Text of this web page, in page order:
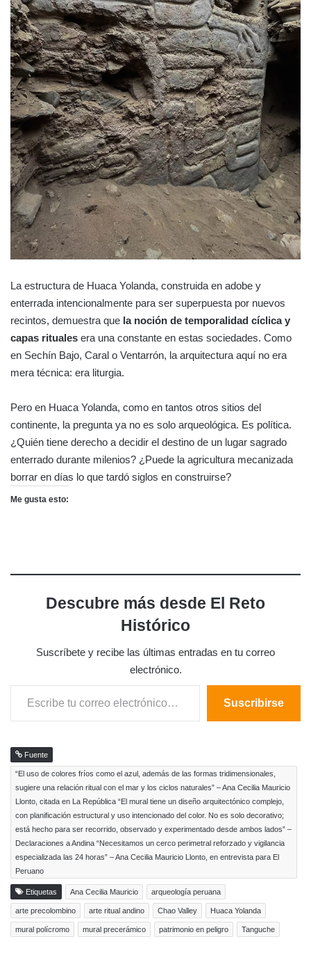
La estructura de Huaca Yolanda, construida en adobe y
enterrada intencionalmente para ser superpuesta por nuevos
recintos, demuestra que la noción de temporalidad cíclica y
capas rituales era una constante en estas sociedades. Como
en Sechín Bajo, Caral o Ventarrón, la arquitectura aquí no era
mera técnica: era liturgia.
Pero en Huaca Yolanda, como en tantos otros sitios del
continente, la pregunta ya no es solo arqueológica. Es política.
¿Quién tiene derecho a decidir el destino de un lugar sagrado
enterrado durante milenios? ¿Puede la agricultura mecanizada
borrar en días lo que tardó siglos en construirse?
Me gusta esto:
Descubre más desde El Reto
Histórico
Suscríbete y recibe las últimas entradas en tu correo
electrónico.
Escribe tu correo electrónico…
Suscribirse
Fuente
“El uso de colores fríos como el azul, además de las formas tridimensionales,
sugiere una relación ritual con el mar y los ciclos naturales” – Ana Cecilia Mauricio
Llonto, citada en La República “El mural tiene un diseño arquitectónico complejo,
con planificación estructural y uso intencionado del color. No es solo decorativo;
está hecho para ser recorrido, observado y experimentado desde ambos lados” –
Declaraciones a Andina “Necesitamos un cerco perimetral reforzado y vigilancia
especializada las 24 horas” – Ana Cecilia Mauricio Llonto, en entrevista para El
Peruano
Etiquetas Ana Cecilia Mauricio arqueología peruana
arte precolombino arte ritual andino Chao Valley Huaca Yolanda
mural polícromo mural precerámico patrimonio en peligro Tanguche